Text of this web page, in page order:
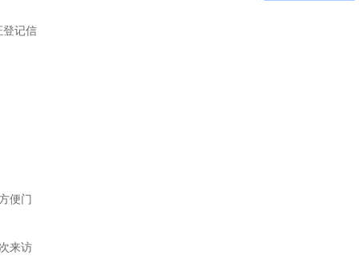
登记信
便门
来访